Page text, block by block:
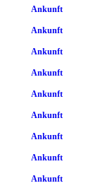
Ankunft
Ankunft
Ankunft
Ankunft
Ankunft
Ankunft
Ankunft
Ankunft
Ankunft